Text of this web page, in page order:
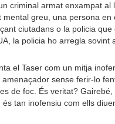
criminal armat enxampat al
greu, una persona en
ciutadans o la policia que
la policia ho arregla sovint
el Taser com un mitja
sense ferir-lo
de foc. És veritat? Gairebé,
tan inofensiu com ells